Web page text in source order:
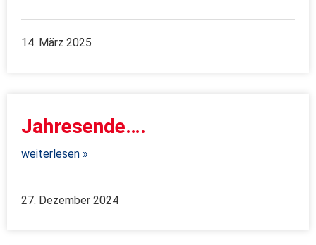
14. März 2025
Jahresende….
weiterlesen »
27. Dezember 2024